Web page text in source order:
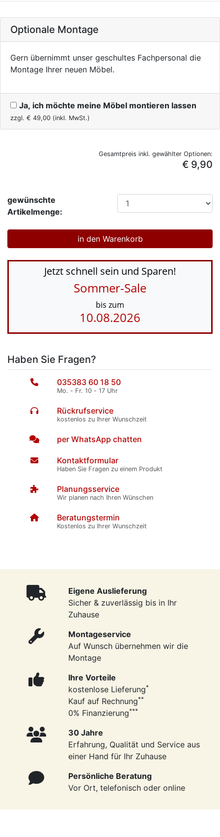
Optionale Montage
Gern übernimmt unser geschultes Fachpersonal die
Montage Ihrer neuen Möbel.
Ja, ich möchte meine Möbel montieren lassen
zzgl. € 49,00 (inkl. MwSt.)
Gesamtpreis inkl. gewählter Optionen:
€ 9,90
gewünschte
Artikelmenge:
Jetzt schnell sein und Sparen!
Sommer-Sale
bis zum
10.08.2026
Haben Sie Fragen?
035383 60 18 50
Mo. - Fr. 10 - 17 Uhr
Rückrufservice
kostenlos zu Ihrer Wunschzeit
per WhatsApp chatten
Kontaktformular
Haben Sie Fragen zu einem Produkt
Planungsservice
Wir planen nach Ihren Wünschen
Beratungstermin
Kostenlos zu Ihrer Wunschzeit
Eigene Auslieferung
Sicher & zuverlässig bis in Ihr
Zuhause
Montageservice
Auf Wunsch übernehmen wir die
Montage
Ihre Vorteile
kostenlose Lieferung*
Kauf auf Rechnung**
0% Finanzierung***
30 Jahre
Erfahrung, Qualität und Service aus
einer Hand für Ihr Zuhause
Persönliche Beratung
Vor Ort, telefonisch oder online